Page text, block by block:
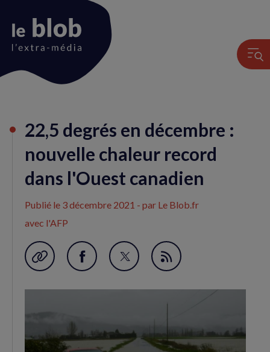
du
22,5 degrés en décembre :
nouvelle chaleur record
dans l'Ouest canadien
Publié le 3 décembre 2021 - par Le Blob.fr
avec l'AFP
Garder en favori
Partager
fenêtre)
Partager
fenêtre)
Flux